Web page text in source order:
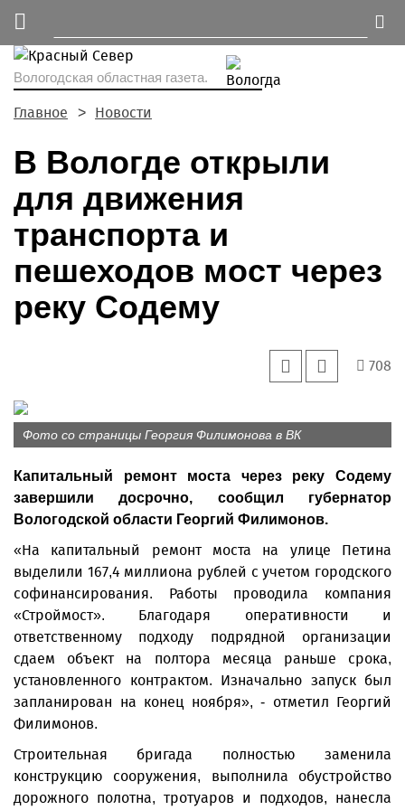
Вологодская областная газета.
Главное Новости
В Вологде открыли
для движения
транспорта и
пешеходов мост через
реку Содему
708
Фото со страницы Георгия Филимонова в ВК
Капитальный ремонт моста через реку Содему
завершили досрочно, сообщил губернатор
Вологодской области Георгий Филимонов.
«На капитальный ремонт моста на улице Петина
выделили 167,4 миллиона рублей с учетом городского
софинансирования. Работы проводила компания
«Строймост». Благодаря оперативности и
ответственному подходу подрядной организации
сдаем объект на полтора месяца раньше срока,
установленного контрактом. Изначально запуск был
запланирован на конец ноября», - отметил Георгий
Филимонов.
Строительная бригада полностью заменила
конструкцию сооружения, выполнила обустройство
дорожного полотна, тротуаров и подходов, нанесла